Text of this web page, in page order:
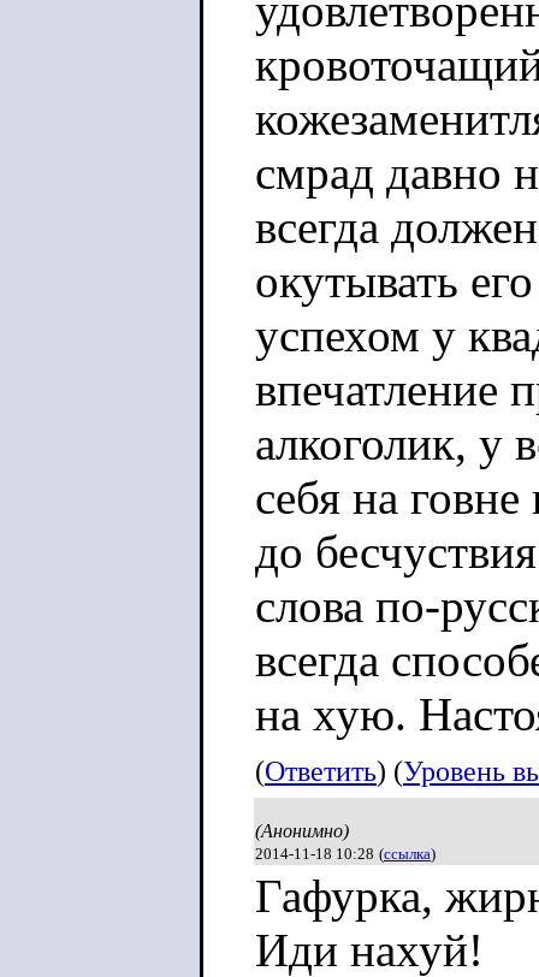
смрад давно
всегда
окутывать
успехом у
впечатление
алкоголик, у
себя на
до
слова по-
всегда
на хую.
(Ответить) (Уровень
(Анонимно)
2014-11-18 10:28 (ссылка)
Гафурка,
Иди нахуй!